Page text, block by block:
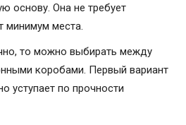
основу. Она не требует
минимум места.
то можно выбирать между
коробами. Первый вариант
уступает по прочности